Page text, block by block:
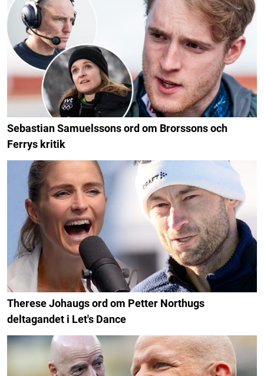
Sebastian Samuelssons ord om Brorssons och
Ferrys kritik
Therese Johaugs ord om Petter Northugs
deltagandet i Let's Dance